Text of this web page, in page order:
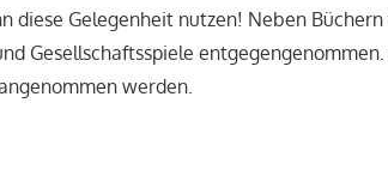
diese Gelegenheit nutzen! Neben
Gesellschaftsspiele
werden.